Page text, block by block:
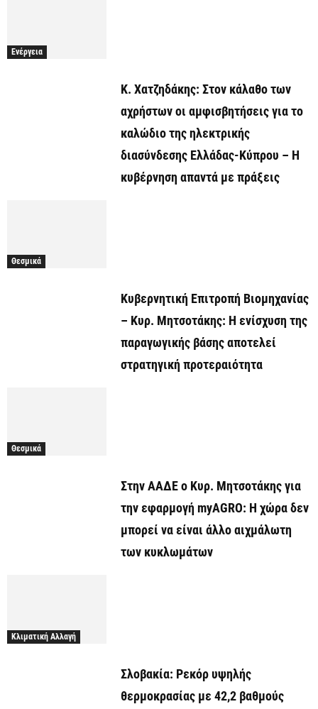
Ενέργεια
Κ. Χατζηδάκης: Στον κάλαθο των
αχρήστων οι αμφισβητήσεις για το
καλώδιο της ηλεκτρικής
διασύνδεσης Ελλάδας-Κύπρου – Η
κυβέρνηση απαντά με πράξεις
Θεσμικά
Κυβερνητική Επιτροπή Βιομηχανίας
– Κυρ. Μητσοτάκης: Η ενίσχυση της
παραγωγικής βάσης αποτελεί
στρατηγική προτεραιότητα
Θεσμικά
Στην ΑΑΔΕ ο Κυρ. Μητσοτάκης για
την εφαρμογή myAGRO: Η χώρα δεν
μπορεί να είναι άλλο αιχμάλωτη
των κυκλωμάτων
Κλιματική Αλλαγή
Σλοβακία: Ρεκόρ υψηλής
θερμοκρασίας με 42,2 βαθμούς